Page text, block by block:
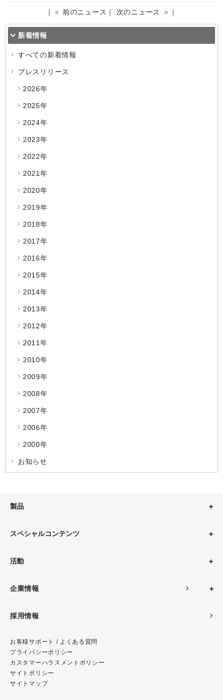
｜ ＜ 前のニュース ｜ 次のニュース ＞ ｜
新着情報
すべての新着情報
プレスリリース
2026年
2025年
2024年
2023年
2022年
2021年
2020年
2019年
2018年
2017年
2016年
2015年
2014年
2013年
2012年
2011年
2010年
2009年
2008年
2007年
2006年
2000年
お知らせ
製品
スペシャルコンテンツ
活動
企業情報
採用情報
お客様サポート / よくある質問
プライバシーポリシー
カスタマーハラスメント ポリシー
サイトポリシー
サイトマップ